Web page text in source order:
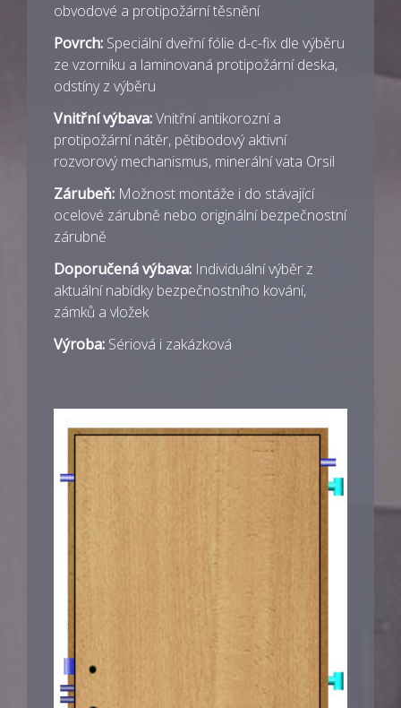
obvodové a protipožární těsnění
Povrch: Speciální dveřní fólie d-c-fix dle výběru
ze vzorníku a laminovaná protipožární deska,
odstíny z výběru
Vnitřní výbava:Vnitřní antikorozní a
protipožární nátěr, pětibodový aktivní
rozvorový mechanismus, minerální vata Orsil
Zárubeň: Možnost montáže i do stávající
ocelové zárubně nebo originální bezpečnostní
zárubně
Doporučená výbava: Individuální výběr z
aktuální nabídky bezpečnostního kování,
zámků a vložek
Výroba: Sériová i zakázková